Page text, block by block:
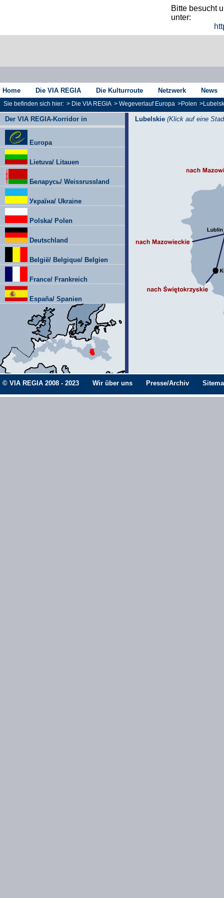
Bitte besucht
unter:
Home Die VIA REGIA Die Kulturroute Netzwerk News
Sie befinden sich hier: > Die VIA REGIA >Wegeverlauf Europa >Polen >
Lubelskie (Klick auf eine
Der VIA REGIA-Korridor in
Europa
Lietuva/ Litauen
Беларусь/ Weissrussland
Україна/ Ukraine
Polska/ Polen
Deutschland
België/ Belgique/ Belgien
France/ Frankreich
España/ Spanien
© VIA REGIA 2008 - 2023 Wir über uns Presse/Archiv